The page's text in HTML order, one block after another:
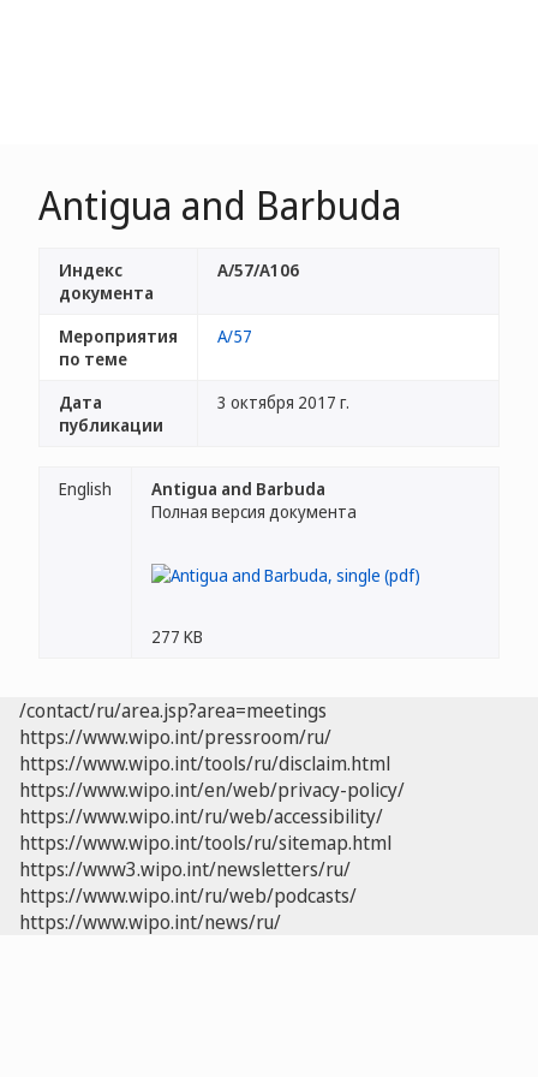
Antigua and Barbuda
Индекс
документа
A/57/A106
Мероприятия
по теме
A/57
Дата
публикации
3 октября 2017 г.
English
Antigua and Barbuda
Полная версия документа
277 KB
/contact/ru/area.jsp?area=meetings
https://www.wipo.int/pressroom/ru/
https://www.wipo.int/tools/ru/disclaim.html
https://www.wipo.int/en/web/privacy-policy/
https://www.wipo.int/ru/web/accessibility/
https://www.wipo.int/tools/ru/sitemap.html
https://www3.wipo.int/newsletters/ru/
https://www.wipo.int/ru/web/podcasts/
https://www.wipo.int/news/ru/